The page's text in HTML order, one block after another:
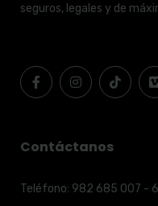
seguros, legales y de
Contáctanos
Teléfono: 982 685 007 -